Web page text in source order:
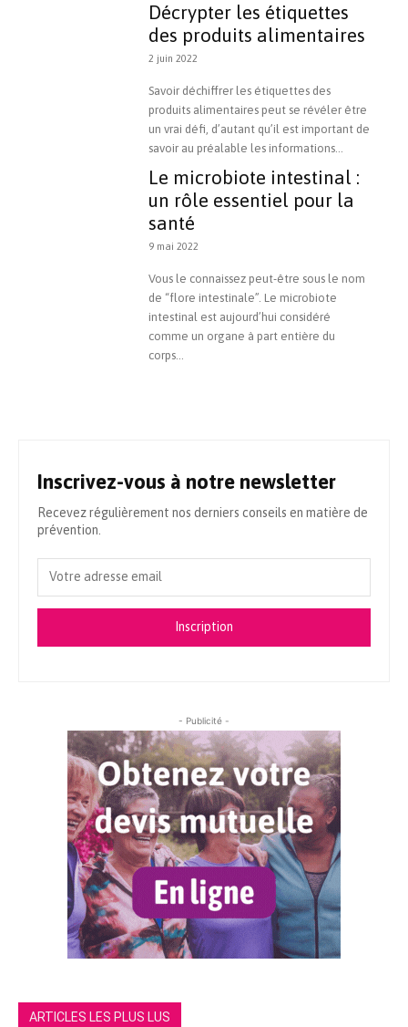
Décrypter les étiquettes
des produits alimentaires
2 juin 2022
Savoir déchiffrer les étiquettes des
produits alimentaires peut se révéler être
un vrai défi, d’autant qu’il est important de
savoir au préalable les informations...
Le microbiote intestinal :
un rôle essentiel pour la
santé
9 mai 2022
Vous le connaissez peut-être sous le nom
de “flore intestinale”. Le microbiote
intestinal est aujourd’hui considéré
comme un organe à part entière du
corps...
Inscrivez-vous à notre newsletter
Recevez régulièrement nos derniers conseils en matière de
prévention.
Inscription
- Publicité -
ARTICLES LES PLUS LUS